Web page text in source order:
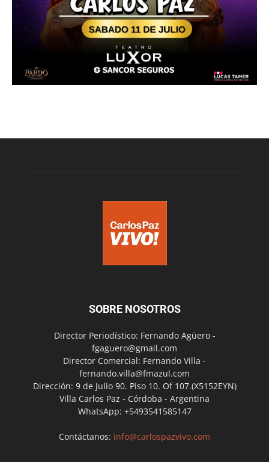
SOBRE NOSOTROS
Director Periodístico: Fernando Agüero -
fgaguero@gmail.com
Director Comercial: Fernando Villa -
fernando.villa@fmazul.com
Dirección: 9 de Julio 90. Piso 10. Of 107.(X5152EYN)
Villa Carlos Paz - Córdoba - Argentina
WhatsApp: +5493541585147
Contáctanos: info@carlospazvivo.com